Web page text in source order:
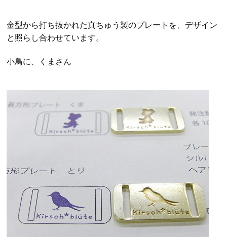
金型から打ち抜かれた真ちゅう製のプレートを、デザイン
と照らし合わせています。
小鳥に、くまさん